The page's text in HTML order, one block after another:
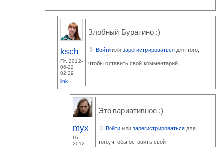
ksch
Пт, 2012-
06-22
02:29
link
Злобный Буратино :)
Войти или зарегистрироваться для того,
чтобы оставить свой комментарий.
myx
Пт,
2012-
Это вариативное :)
Войти или зарегистрироваться для
того, чтобы оставить свой